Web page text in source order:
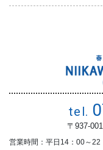
tel.
〒937-
営業時間：平日14：00～